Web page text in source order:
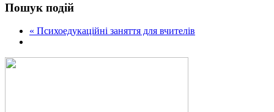
Пошук подій
« Психоедукаційні заняття для вчителів